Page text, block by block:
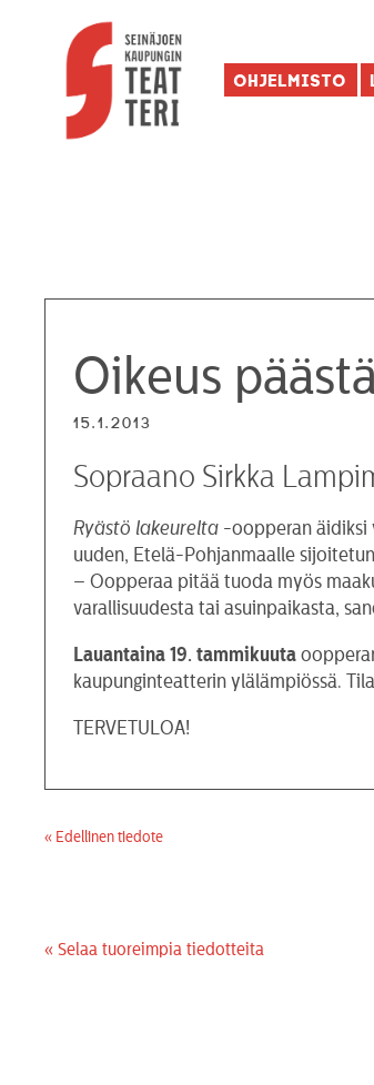
Ohjelmisto
Oikeus
15.1.2013
Sopraano Sirkka
Ryästö lakeurelta -oopperan äidiksi
uuden, Etelä-Pohjanmaalle
– Oopperaa pitää tuoda myös
varallisuudesta tai asuinpaikasta,
Lauantaina 19. tammikuuta
kaupunginteatterin ylälämpiössä.
TERVETULOA!
« Edellinen tiedote
« Selaa tuoreimpia tiedotteita